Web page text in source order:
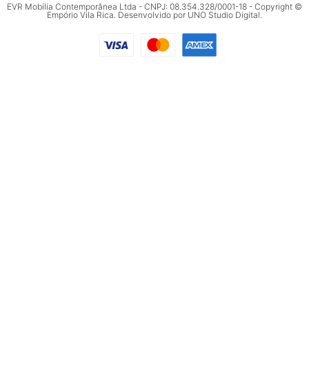
EVR Mobília Contemporânea Ltda - CNPJ: 08.354.328/0001-18 - Copyright ©
Empório Vila Rica. Desenvolvido por UNO Studio Digital